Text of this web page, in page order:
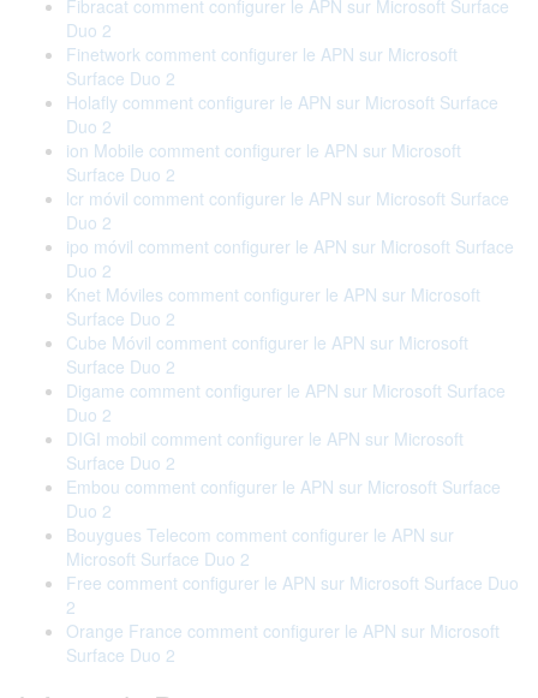
Fibracat comment configurer le APN sur Microsoft Surface
Duo 2
Finetwork comment configurer le APN sur Microsoft
Surface Duo 2
Holafly comment configurer le APN sur Microsoft Surface
Duo 2
ion Mobile comment configurer le APN sur Microsoft
Surface Duo 2
lcr móvil comment configurer le APN sur Microsoft Surface
Duo 2
ipo móvil comment configurer le APN sur Microsoft Surface
Duo 2
Knet Móviles comment configurer le APN sur Microsoft
Surface Duo 2
Cube Móvil comment configurer le APN sur Microsoft
Surface Duo 2
Digame comment configurer le APN sur Microsoft Surface
Duo 2
DIGI mobil comment configurer le APN sur Microsoft
Surface Duo 2
Embou comment configurer le APN sur Microsoft Surface
Duo 2
Bouygues Telecom comment configurer le APN sur
Microsoft Surface Duo 2
Free comment configurer le APN sur Microsoft Surface Duo
2
Orange France comment configurer le APN sur Microsoft
Surface Duo 2